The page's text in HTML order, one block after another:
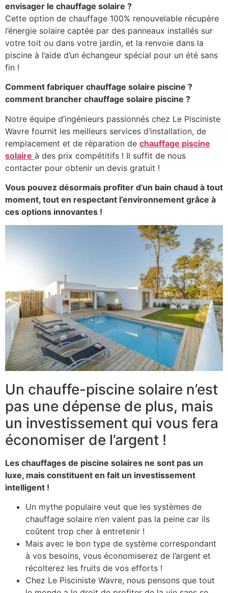
envisager le chauffage solaire ?
Cette option de chauffage 100% renouvelable récupère
l’énergie solaire captée par des panneaux installés sur
votre toit ou dans votre jardin, et la renvoie dans la
piscine à l’aide d’un échangeur spécial pour un été sans
fin !
Comment fabriquer chauffage solaire piscine ?
comment brancher chauffage solaire piscine ?
Notre équipe d’ingénieurs passionnés chez Le Pisciniste
Wavre fournit les meilleurs services d’installation, de
remplacement et de réparation de chauffage piscine
solaire à des prix compétitifs ! Il suffit de nous
contacter pour obtenir un devis gratuit !
Vous pouvez désormais profiter d’un bain chaud à tout
moment, tout en respectant l’environnement grâce à
ces options innovantes !
Un chauffe-piscine solaire n’est
pas une dépense de plus, mais
un investissement qui vous fera
économiser de l’argent !
Les chauffages de piscine solaires ne sont pas un
luxe, mais constituent en fait un investissement
intelligent !
Un mythe populaire veut que les systèmes de
chauffage solaire n’en valent pas la peine car ils
coûtent trop cher à entretenir !
Mais avec le bon type de système correspondant
à vos besoins, vous économiserez de l’argent et
récolterez les fruits de vos efforts !
Chez Le Pisciniste Wavre, nous pensons que tout